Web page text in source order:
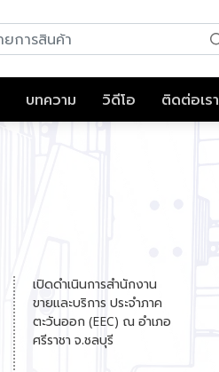
บทความ วิดีโอ ติดต่อเรา
เปิดดำเนินการสำนักงาน
ขายและบริการ ประจำภาค
ตะวันออก (EEC) ณ อำเภอ
ศรีราชา จ.ชลบุรี